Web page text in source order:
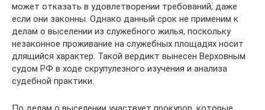
может отказать в удовлетворении требований, даже
если они законны. Однако данный срок не применим к
делам о выселении из служебного жилья, поскольку
незаконное проживание на служебных площадях носит
длящийся характер. Такой вердикт вынесен Верховным
судом РФ в ходе скрупулезного изучения и анализа
судебной практики.